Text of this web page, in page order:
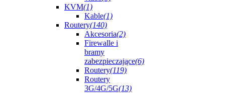
KVM(1)
Kable(1)
Routery(140)
Akcesoria(2)
Firewalle i
bramy
zabezpieczające(6)
Routery(119)
Routery
3G/4G/5G(13)